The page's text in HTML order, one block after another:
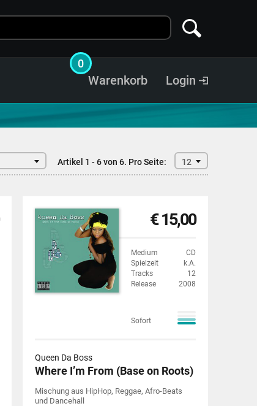
Login
Warenkorb
0
Artikel 1 - 6 von 6. Pro Seite: 12
€ 15,00
Medium
CD
Spielzeit
k.A.
Tracks
12
Release
2008
Sofort
Queen Da Boss
Where I’m From (Base on Roots)
Mischung aus HipHop, Reggae, Afro-Beats
und Dancehall